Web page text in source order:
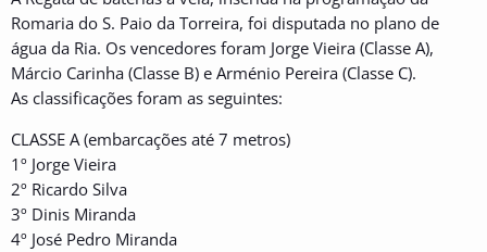
Romaria do S. Paio da Torreira, foi disputada no plano de
água da Ria. Os vencedores foram Jorge Vieira (Classe A),
Márcio Carinha (Classe B) e Arménio Pereira (Classe C).
As classificações foram as seguintes:
CLASSE A (embarcações até 7 metros)
1º Jorge Vieira
2º Ricardo Silva
3º Dinis Miranda
4º José Pedro Miranda